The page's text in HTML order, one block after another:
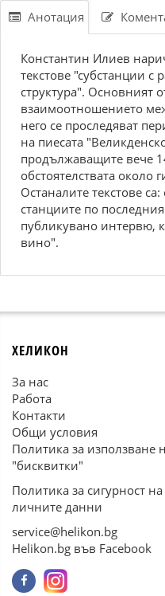
Анотация
Константин Илиев
текстове "субстанции с
структура". Основният
взаимоотношението
него се проследяват
на пиесата
продължаващите вече
обстоятелствата около
Останалите текстове
станциите по
публикувано интервю,
вино".
ХЕЛИКОН
За нас
Работа
Контакти
Общи условия
Политика за използване
"бисквитки"
Политика за сигурност на
личните данни
service@helikon.bg
Helikon.bg във Facebook